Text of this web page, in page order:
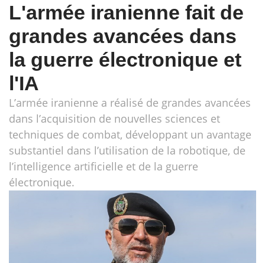
L'armée iranienne fait de
grandes avancées dans
la guerre électronique et
l'IA
L’armée iranienne a réalisé de grandes avancées
dans l’acquisition de nouvelles sciences et
techniques de combat, développant un avantage
substantiel dans l’utilisation de la robotique, de
l’intelligence artificielle et de la guerre
électronique.